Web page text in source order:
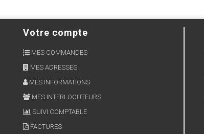
Votre compte
MES COMMANDES
MES ADRESSES
MES INFORMATIONS
MES INTERLOCUTEURS
SUIVI COMPTABLE
FACTURES